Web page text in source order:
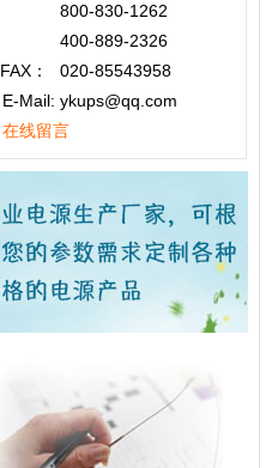
800-830-1262
400-889-2326
FAX：
020-85543958
E-Mail: ykups@qq.com
在线留言